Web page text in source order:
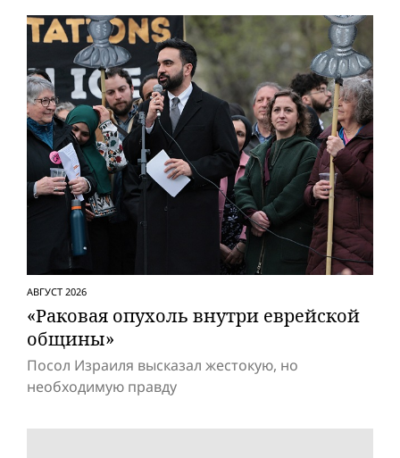
АВГУСТ 2026
«Раковая опухоль внутри еврейской
общины»
Посол Израиля высказал жестокую, но
необходимую правду